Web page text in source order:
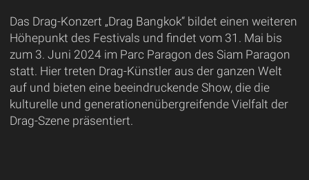
Das Drag-Konzert „Drag Bangkok“ bildet einen weiteren
Höhepunkt des Festivals und findet vom 31. Mai bis
zum 3. Juni 2024 im Parc Paragon des Siam Paragon
statt. Hier treten Drag-Künstler aus der ganzen Welt
auf und bieten eine beeindruckende Show, die die
kulturelle und generationenübergreifende Vielfalt der
Drag-Szene präsentiert.